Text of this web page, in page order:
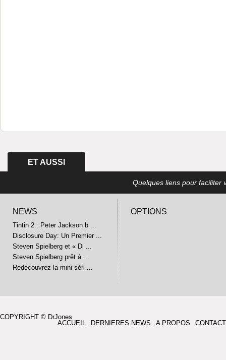
ET AUSSI
Quelques liens pour faciliter
NEWS
Tintin 2 : Peter Jackson b ...
Disclosure Day: Un Premier ...
Steven Spielberg et « Di ...
Steven Spielberg prêt à ...
Redécouvrez la mini séri ...
OPTIONS
COPYRIGHT © DrJones
ACCUEIL
DERNIERES NEWS A PROPOS CONTACT